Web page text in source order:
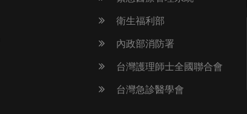
衛生福利部
內政部消防署
台灣護理師士全國聯合會
台灣急診醫學會